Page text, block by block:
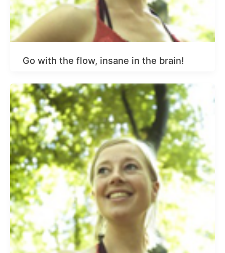
Go with the flow, insane in the brain!